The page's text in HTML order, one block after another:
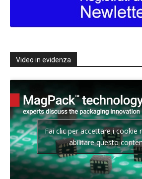
Video in evidenza
Fai clic per accettare i cookie
abilitare questo